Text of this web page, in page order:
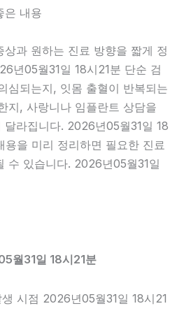
은 내용
과 원하는 진료 방향을 짧게 정
년05월31일 18시21분 단순 검
심되는지, 잇몸 출혈이 반복되는
지, 사랑니나 임플란트 상담을
라집니다. 2026년05월31일 18
용을 미리 정리하면 필요한 진료
수 있습니다. 2026년05월31일
월31일 18시21분
시점 2026년05월31일 18시21